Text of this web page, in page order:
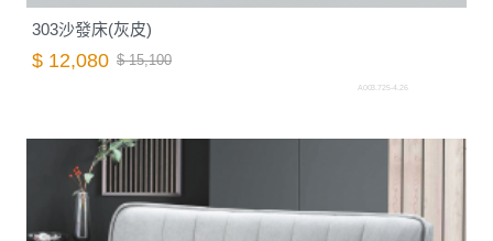
303沙發床(灰皮)
$ 12,080 $ 15,100
A003.725-4.26